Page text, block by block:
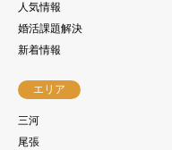
人気情報
婚活課題解決
新着情報
エリア
三河
尾張